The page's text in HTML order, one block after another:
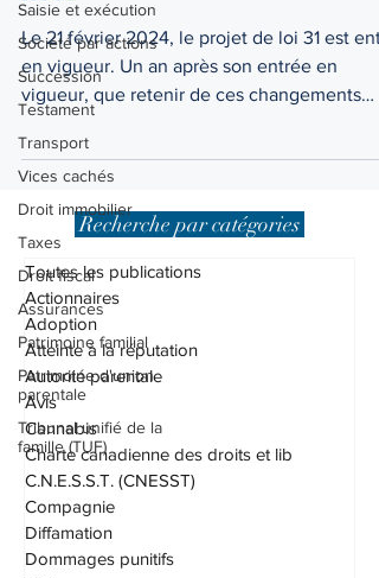
Saisie et exécution
Société par actions
Succession
Testament
Transport
Vices cachés
Droit immobilier
Taxes
Droit fiscal
Assurances
Patrimoine familial
Patrimoine d'union
parentale
Tribunal unifié de la
famille (TUF)
loi 31
Le 21 février 2024, le projet de loi 31 est
en vigueur. Un an après son entrée en
législatifs
Toutes les publications
Actionnaires
Adoption
Atteinte à la réputation
Autorité parentale
Avis
Cannabis
Charte canadienne des droits et lib
C.N.E.S.S.T. (CNESST)
Compagnie
Diffamation